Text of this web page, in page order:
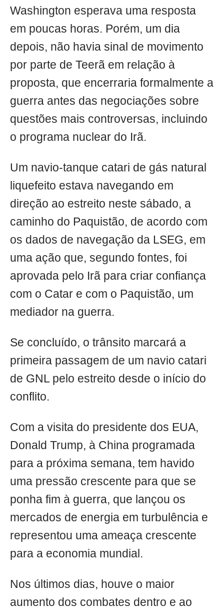
Washington esperava uma resposta
em poucas horas. Porém, um dia
depois, não havia sinal de movimento
por parte de Teerã em relação à
proposta, que encerraria formalmente a
guerra antes das negociações sobre
questões mais controversas, incluindo
o programa nuclear do Irã.
Um navio-tanque catari de gás natural
liquefeito estava navegando em
direção ao estreito neste sábado, a
caminho do Paquistão, de acordo com
os dados de navegação da LSEG, em
uma ação que, segundo fontes, foi
aprovada pelo Irã para criar confiança
com o Catar e com o Paquistão, um
mediador na guerra.
Se concluído, o trânsito marcará a
primeira passagem de um navio catari
de GNL pelo estreito desde o início do
conflito.
Com a visita do presidente dos EUA,
Donald Trump, à China programada
para a próxima semana, tem havido
uma pressão crescente para que se
ponha fim à guerra, que lançou os
mercados de energia em turbulência e
representou uma ameaça crescente
para a economia mundial.
Nos últimos dias, houve o maior
aumento dos combates dentro e ao